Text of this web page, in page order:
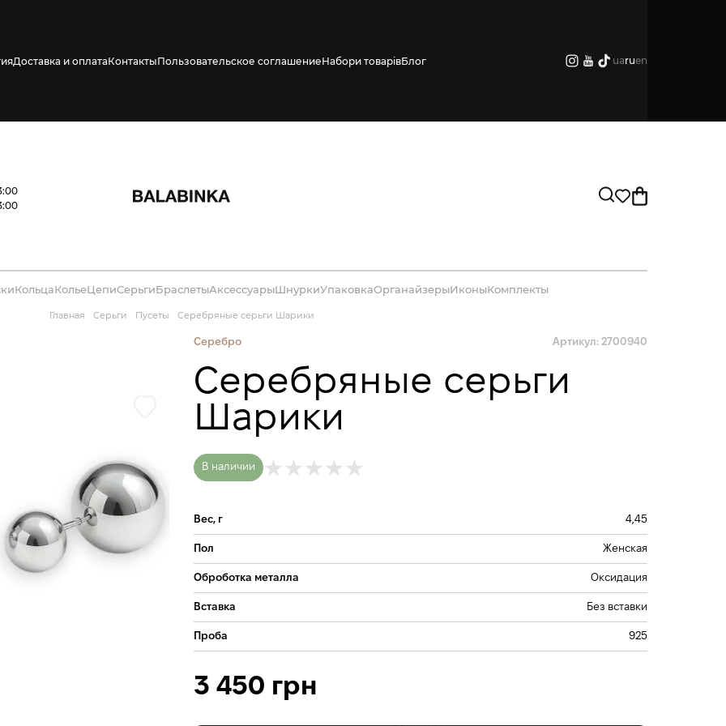
Доставка и оплатаКонтактыПользовательское соглашениеНабори товарівБлог uaruen
КольцаКольеЦепиСерьгиБраслетыАксессуарыШнуркиУпаковкаОрганайзерыИконыКомплекты
Главная Серьги Пусеты Серебряные серьги Шарики
Серебро Артикул: 2700940
Серебряные серьги
Шарики
В наличии
Вес, г 4,45
Пол Женская
Оброботка металла Оксидация
Вставка Без вставки
Проба 925
3 450 грн